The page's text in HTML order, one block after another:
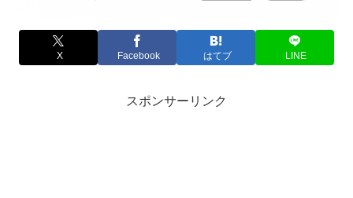
X Facebook はてブ LINE
スポンサーリンク